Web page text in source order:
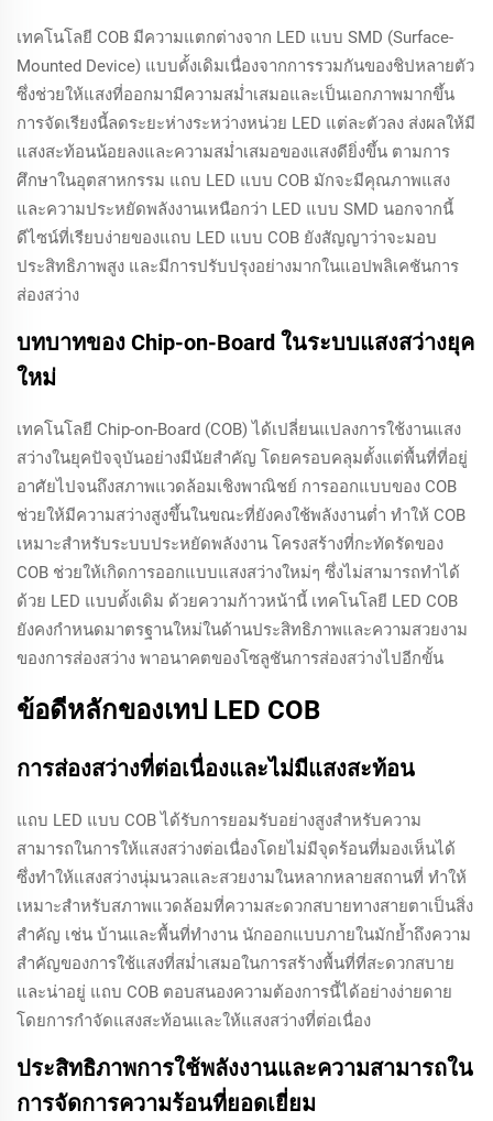
เทคโนโลยี COB มีความแตกต่างจาก LED แบบ SMD (Surface-
Mounted Device) แบบดั้งเดิมเนื่องจากการรวมกันของชิปหลายตัว
ซึ่งช่วยให้แสงที่ออกมามีความสม่ำเสมอและเป็นเอกภาพมากขึ้น
การจัดเรียงนี้ลดระยะห่างระหว่างหน่วย LED แต่ละตัวลง ส่งผลให้มี
แสงสะท้อนน้อยลงและความสม่ำเสมอของแสงดียิ่งขึ้น ตามการ
ศึกษาในอุตสาหกรรม แถบ LED แบบ COB มักจะมีคุณภาพแสง
และความประหยัดพลังงานเหนือกว่า LED แบบ SMD นอกจากนี้
ดีไซน์ที่เรียบง่ายของแถบ LED แบบ COB ยังสัญญาว่าจะมอบ
ประสิทธิภาพสูง และมีการปรับปรุงอย่างมากในแอปพลิเคชันการ
ส่องสว่าง
บทบาทของ Chip-on-Board ในระบบแสงสว่างยุค
ใหม่
เทคโนโลยี Chip-on-Board (COB) ได้เปลี่ยนแปลงการใช้งานแสง
สว่างในยุคปัจจุบันอย่างมีนัยสำคัญ โดยครอบคลุมตั้งแต่พื้นที่ที่อยู่
อาศัยไปจนถึงสภาพแวดล้อมเชิงพาณิชย์ การออกแบบของ COB
ช่วยให้มีความสว่างสูงขึ้นในขณะที่ยังคงใช้พลังงานต่ำ ทำให้ COB
เหมาะสำหรับระบบประหยัดพลังงาน โครงสร้างที่กะทัดรัดของ
COB ช่วยให้เกิดการออกแบบแสงสว่างใหม่ๆ ซึ่งไม่สามารถทำได้
ด้วย LED แบบดั้งเดิม ด้วยความก้าวหน้านี้ เทคโนโลยี LED COB
ยังคงกำหนดมาตรฐานใหม่ในด้านประสิทธิภาพและความสวยงาม
ของการส่องสว่าง พาอนาคตของโซลูชันการส่องสว่างไปอีกขั้น
ข้อดีหลักของเทป LED COB
การส่องสว่างที่ต่อเนื่องและไม่มีแสงสะท้อน
แถบ LED แบบ COB ได้รับการยอมรับอย่างสูงสำหรับความ
สามารถในการให้แสงสว่างต่อเนื่องโดยไม่มีจุดร้อนที่มองเห็นได้
ซึ่งทำให้แสงสว่างนุ่มนวลและสวยงามในหลากหลายสถานที่ ทำให้
เหมาะสำหรับสภาพแวดล้อมที่ความสะดวกสบายทางสายตาเป็นสิ่ง
สำคัญ เช่น บ้านและพื้นที่ทำงาน นักออกแบบภายในมักย้ำถึงความ
สำคัญของการใช้แสงที่สม่ำเสมอในการสร้างพื้นที่ที่สะดวกสบาย
และน่าอยู่ แถบ COB ตอบสนองความต้องการนี้ได้อย่างง่ายดาย
โดยการกำจัดแสงสะท้อนและให้แสงสว่างที่ต่อเนื่อง
ประสิทธิภาพการใช้พลังงานและความสามารถใน
การจัดการความร้อนที่ยอดเยี่ยม